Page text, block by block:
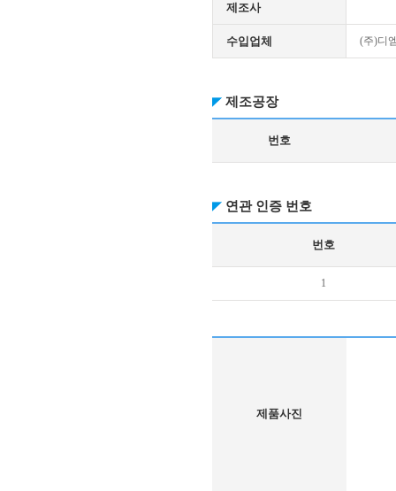
제조사
수입업체 (주)디
제조공장
번호
연관 인증 번호
번호
1
제품사진